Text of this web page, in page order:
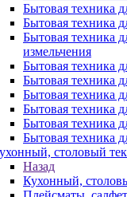
Бытовая техника
Бытовая техника
Бытовая техника
измельчения
Бытовая техника
Бытовая техника
Бытовая техника
Бытовая техника
Бытовая техника
Бытовая техника
столовый
Назад
Кухонный,